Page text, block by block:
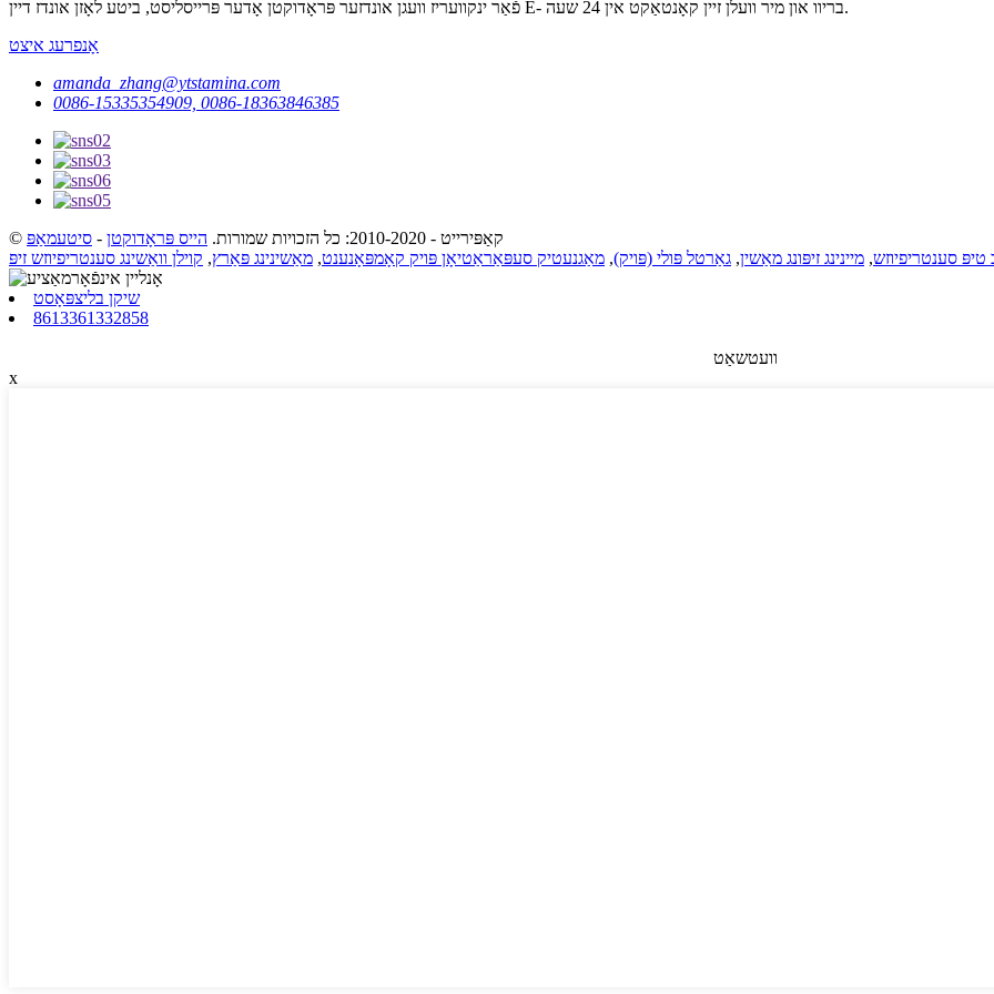
פֿאַר ינקוועריז וועגן אונדזער פּראָדוקטן אָדער פּרייסליסט, ביטע לאָזן אונדז דיין E- בריוו און מיר וועלן זיין קאָנטאַקט אין 24 שעה.
אָנפרעג איצט
amanda_zhang@ytstamina.com
0086-15335354909, 0086-18363846385
© קאַפּירייט - 2010-2020: כל הזכויות שמורות. הייס פּראָדוקטן - סיטעמאַפּ
סענטריפיוזש, מיינינג זיפּונג מאַשין, גאַרטל פּולי (פּויק), מאַגנעטיק סעפּאַראַטיאָן פּויק קאָמפּאָנענט, מאַשינינג פּאַרץ, קוילן וואַשינג סענטריפיוזש זיפּ
שיקן בליצפּאָסט
8613361332858
וועטשאַט
x